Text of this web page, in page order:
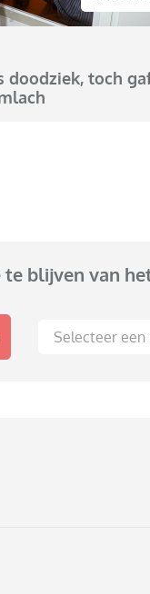
doodziek, toch
blijven van
Selecteer